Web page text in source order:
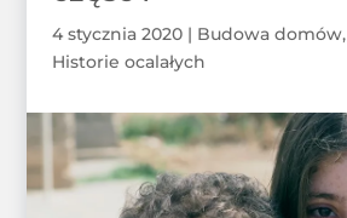
4 stycznia 2020| Budowa domów,
Historie ocalałych